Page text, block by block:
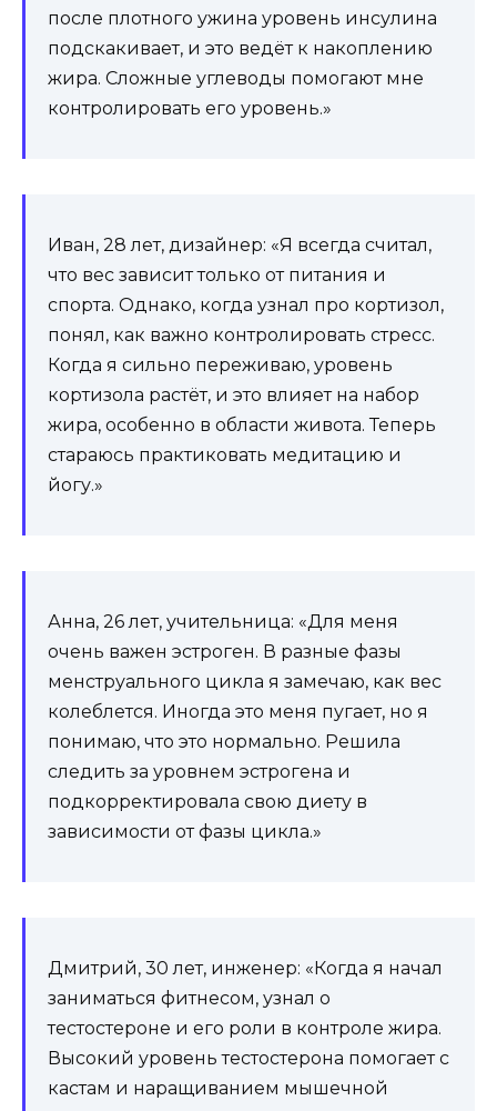
после плотного ужина уровень инсулина
подскакивает, и это ведёт к накоплению
жира. Сложные углеводы помогают мне
контролировать его уровень.»
Иван, 28 лет, дизайнер: «Я всегда считал,
что вес зависит только от питания и
спорта. Однако, когда узнал про кортизол,
понял, как важно контролировать стресс.
Когда я сильно переживаю, уровень
кортизола растёт, и это влияет на набор
жира, особенно в области живота. Теперь
стараюсь практиковать медитацию и
йогу.»
Анна, 26 лет, учительница: «Для меня
очень важен эстроген. В разные фазы
менструального цикла я замечаю, как вес
колеблется. Иногда это меня пугает, но я
понимаю, что это нормально. Решила
следить за уровнем эстрогена и
подкорректировала свою диету в
зависимости от фазы цикла.»
Дмитрий, 30 лет, инженер: «Когда я начал
заниматься фитнесом, узнал о
тестостероне и его роли в контроле жира.
Высокий уровень тестостерона помогает с
кастам и наращиванием мышечной